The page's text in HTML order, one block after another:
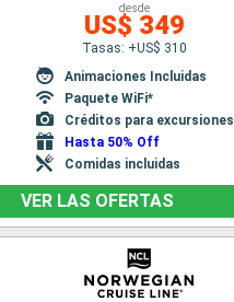
desde
US$ 349
Tasas: +US$ 310
Animaciones Incluidas
Paquete WiFi*
Créditos para excursiones
Hasta 50% Off
Comidas incluidas
VER LAS OFERTAS